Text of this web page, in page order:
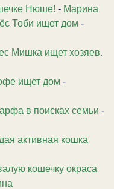
Нюше! - Марина
Тоби ищет дом -
Мишка ищет хозяев.
ищет дом -
в поисках семьи -
активная кошка
кошечку окраса